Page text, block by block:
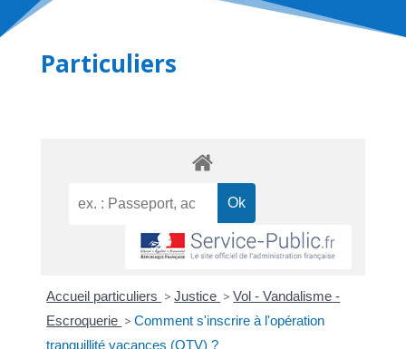
Particuliers
Accueil particuliers > Justice > Vol - Vandalisme -
Escroquerie > Comment s'inscrire à l'opération
tranquillité vacances (OTV) ?